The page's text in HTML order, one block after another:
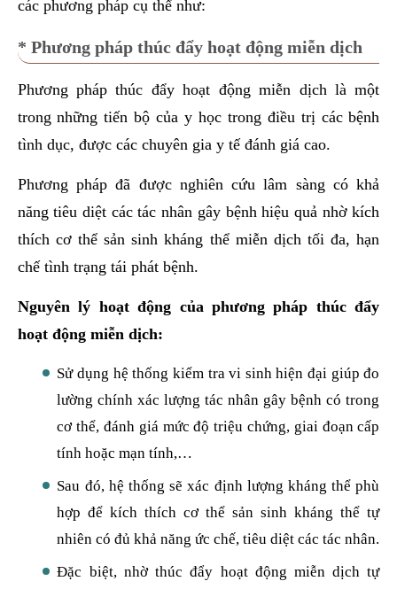
các phương pháp cụ thể như:
* Phương pháp thúc đẩy hoạt động miễn dịch
Phương pháp thúc đẩy hoạt động miễn dịch là một
trong những tiến bộ của y học trong điều trị các bệnh
tình dục, được các chuyên gia y tế đánh giá cao.
Phương pháp đã được nghiên cứu lâm sàng có khả
năng tiêu diệt các tác nhân gây bệnh hiệu quả nhờ kích
thích cơ thể sản sinh kháng thể miễn dịch tối đa, hạn
chế tình trạng tái phát bệnh.
Nguyên lý hoạt động của phương pháp thúc đẩy
hoạt động miễn dịch:
Sử dụng hệ thống kiểm tra vi sinh hiện đại giúp đo
lường chính xác lượng tác nhân gây bệnh có trong
cơ thể, đánh giá mức độ triệu chứng, giai đoạn cấp
tính hoặc mạn tính,…
Sau đó, hệ thống sẽ xác định lượng kháng thể phù
hợp để kích thích cơ thể sản sinh kháng thể tự
nhiên có đủ khả năng ức chế, tiêu diệt các tác nhân.
Đặc biệt, nhờ thúc đẩy hoạt động miễn dịch tự